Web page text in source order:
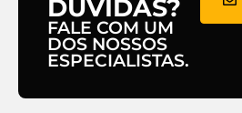
DÚVIDAS?
FALE COM UM
DOS NOSSOS
ESPECIALISTAS.